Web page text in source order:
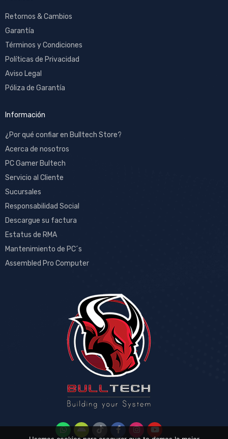
Retornos & Cambios
Garantía
Términos y Condiciones
Políticas de Privacidad
Aviso Legal
Póliza de Garantía
Información
¿Por qué confiar en Bulltech Store?
Acerca de nosotros
PC Gamer Bultech
Servicio al Cliente
Sucursales
Responsabilidad Social
Descargue su factura
Estatus de RMA
Mantenimiento de PC´s
Assembled Pro Computer